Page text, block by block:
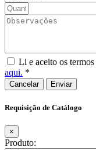
Li e aceito os
aqui. *
Cancelar
Requisição de Catálogo
×
Produto: